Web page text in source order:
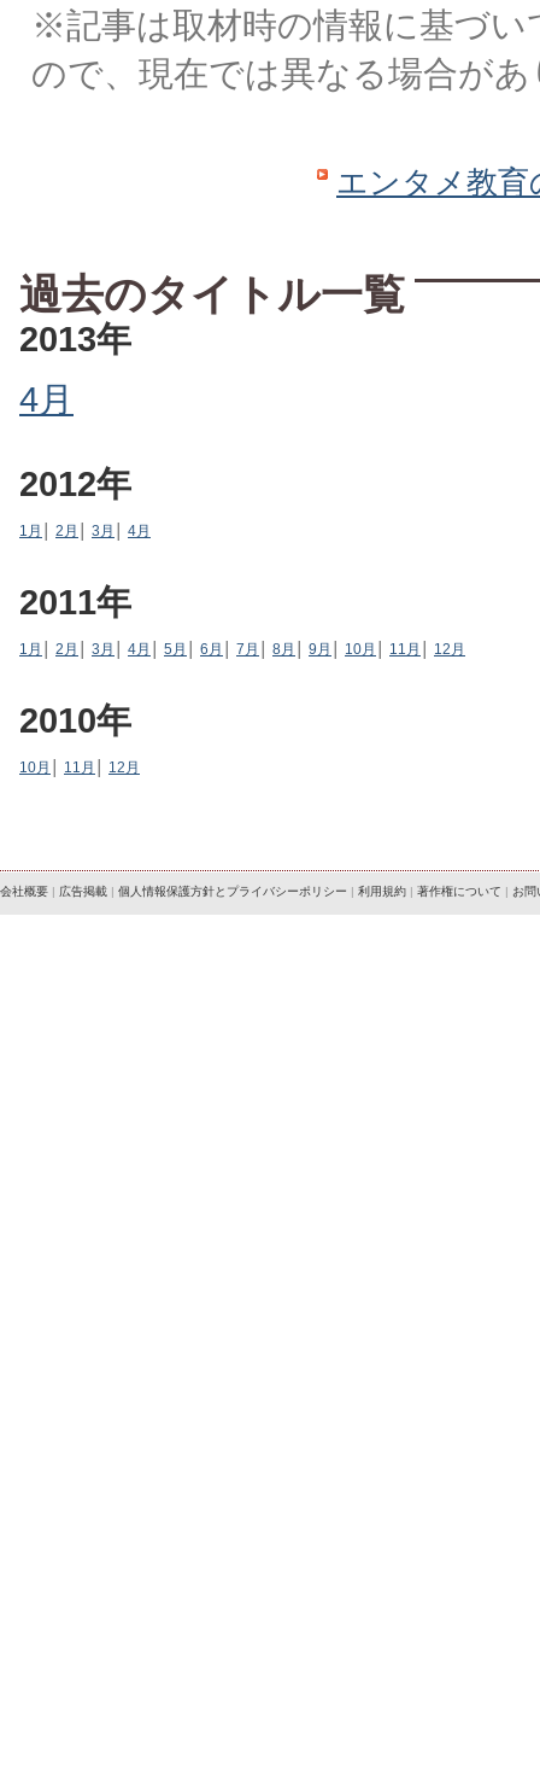
※記事は取材時の情報に基づい
ので、現在では異なる場合が
エンタメ教
過去のタイトル一覧
2013年
4月
2012年
1月 2月 3月 4月
2011年
1月 2月 3月 4月 5月 6月 7月 8月 9月 10月 11月 12月
2010年
10月 11月 12月
会社概要 | 広告掲載 | 個人情報保護方針とプライバシーポリシー | 利用規約 | 著作権について | お問